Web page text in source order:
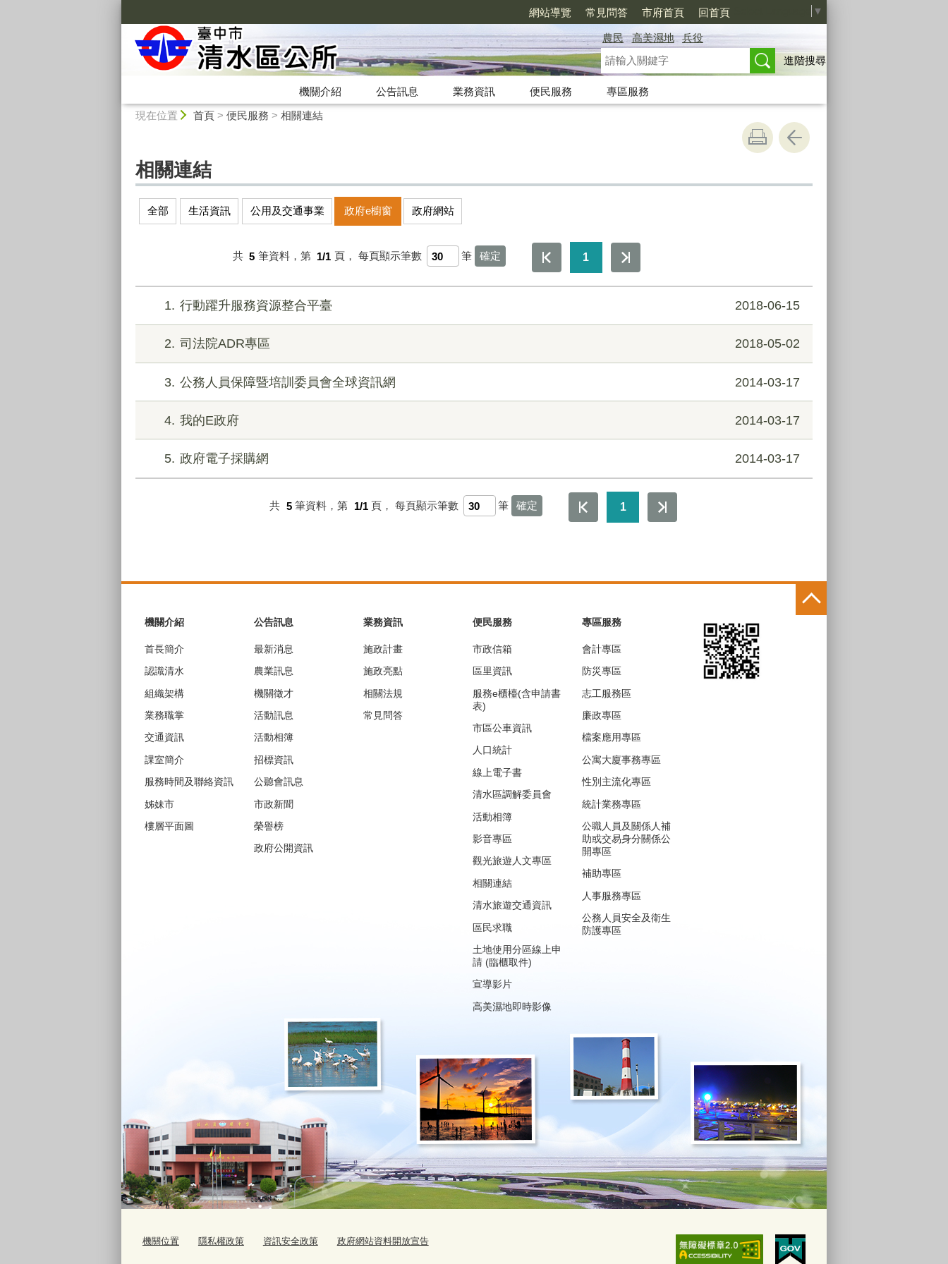
網站導覽 常見問答 市府首頁 回首頁 ▼
農民 高美濕地
兵役
進階搜尋
機關介紹 公告訊息 業務資訊 便民服務
專區服務
現在位置 首頁> 便民服務 > 相關連結
相關連結
全部 生活資訊 公用及交通事業 政府e櫥窗 政府網站
共 5 筆資料，第 1/1 頁， 每頁顯示筆數 筆 1
1 行動躍升服務資源整合平臺 2018-06-15
2 司法院ADR專區 2018-05-02
3 公務人員保障暨培訓委員會全球資訊網 2014-03-17
4 我的E政府 2014-03-17
5 政府電子採購網 2014-03-17
共 5 筆資料，第 1/1 頁， 每頁顯示筆數 筆 1
機關介紹
首長簡介
認識清水
組織架構
業務職掌
交通資訊
課室簡介
服務時間及聯絡資訊
姊妹市
樓層平面圖
公告訊息
最新消息
農業訊息
機關徵才
活動訊息
活動相簿
招標資訊
公聽會訊息
市政新聞
榮譽榜
政府公開資訊
業務資訊
施政計畫
施政亮點
相關法規
常見問答
便民服務
市政信箱
區里資訊
服務e櫃檯(含申請書
表)
市區公車資訊
人口統計
線上電子書
清水區調解委員會
活動相簿
影音專區
觀光旅遊人文專區
相關連結
清水旅遊交通資訊
區民求職
土地使用分區線上申
請 (臨櫃取件)
宣導影片
高美濕地即時影像
專區服務
會計專區
防災專區
志工服務區
廉政專區
檔案應用專區
公寓大廈事務專區
性別主流化專區
統計業務專區
公職人員及關係人補
助或交易身分關係公
開專區
補助專區
人事服務專區
公務人員安全及衛生
防護專區
機關位置 隱私權政策 資訊安全政策 政府網站資料開放宣告